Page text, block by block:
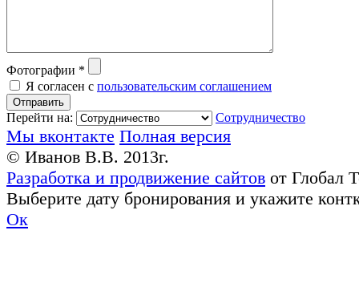
Фотографии *
Я согласен с пользовательским соглашением
Отправить
Перейти на: Сотрудничество
Мы вконтакте Полная версия
© Иванов В.В. 2013г.
Разработка и продвижение сайтов от Глобал
Выберите дату бронирования и укажите
Ок